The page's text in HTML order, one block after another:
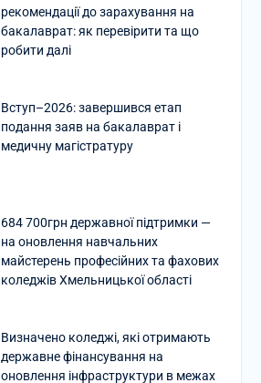
рекомендації до зарахування на
бакалаврат: як перевірити та що
робити далі
Вступ–2026: завершився етап
подання заяв на бакалаврат і
медичну магістратуру
684 700грн державної підтримки —
на оновлення навчальних
майстерень професійних та фахових
коледжів Хмельницької області
Визначено коледжі, які отримають
державне фінансування на
оновлення інфраструктури в межах